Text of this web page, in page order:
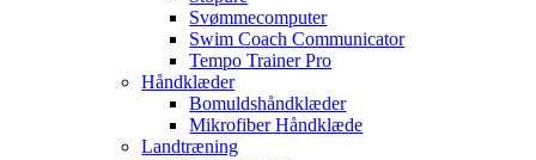
Svømmecomputer
Swim Coach Communicator
Tempo Trainer Pro
Håndklæder
Bomuldshåndklæder
Mikrofiber Håndklæde
Landtræning